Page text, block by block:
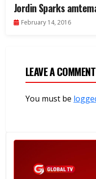
Jordin Sparks
February 14, 2016
LEAVE A COMMENT
You must be